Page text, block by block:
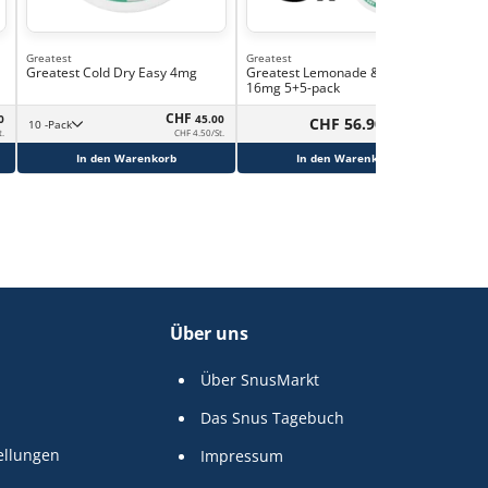
Greatest
Greatest Cold Dry Easy 4mg
10 -Pack CHF 45.00
CHF 4.50/St.
In den Warenkorb
Greatest
Greatest Lemonade & Cold Dry
16mg 5+5-pack
CHF 56.90
In den Warenkorb
Über uns
Über SnusMarkt
Das Snus Tagebuch
Impressum